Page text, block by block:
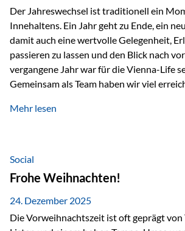
Der Jahreswechsel ist traditionell ein
Innehaltens. Ein Jahr geht zu Ende, ein
damit auch eine wertvolle Gelegenheit,
passieren zu lassen und den Blick nach
vergangene Jahr war für die Vienna-Life
Gemeinsam als Team haben wir viel
Veranstaltungen wie der Schnifisschnauf,
starkes Miteinander ist. Neben diesen
Erlebnissen konnten wir…
Mehr lesen
Social
Frohe Weihnachten!
24. Dezember 2025
Die Vorweihnachtszeit ist oft geprägt von